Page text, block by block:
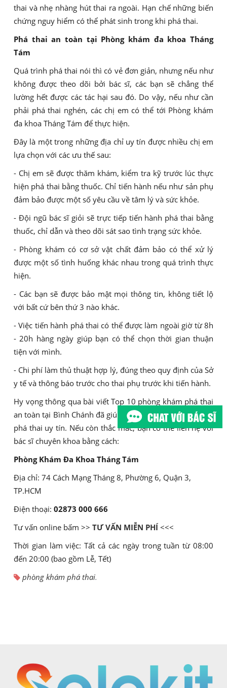
thai và nhẹ nhàng hút thai ra ngoài. Hạn chế những biến
chứng nguy hiểm có thể phát sinh trong khi phá thai.
Phá thai an toàn tại Phòng khám đa khoa Tháng
Tám
Quá trình phá thai nói thì có vẻ đơn giản, nhưng nếu như
không được theo dõi bởi bác sĩ, các bạn sẽ chẳng thể
lường hết được các tác hại sau đó. Do vậy, nếu như cần
phải phá thai nghén, các chị em có thể tới Phòng khám
đa khoa Tháng Tám để thực hiện.
Đây là một trong những địa chỉ uy tín được nhiều chị em
lựa chọn với các ưu thế sau:
- Chị em sẽ được thăm khám, kiểm tra kỹ trước lúc thực
hiện phá thai bằng thuốc. Chỉ tiến hành nếu như sản phụ
đảm bảo được một số yêu cầu về tâm lý và sức khỏe.
- Đội ngũ bác sĩ giỏi sẽ trực tiếp tiến hành phá thai bằng
thuốc, chỉ dẫn và theo dõi sát sao tình trạng sức khỏe.
- Phòng khám có cơ sở vật chất đảm bảo có thể xử lý
được một số tình huống khác nhau trong quá trình thực
hiện.
- Các bạn sẽ được bảo mật mọi thông tin, không tiết lộ
với bất cứ bên thứ 3 nào khác.
- Việc tiến hành phá thai có thể được làm ngoài giờ từ 8h
- 20h hàng ngày giúp bạn có thể chọn thời gian thuận
tiện với mình.
- Chi phí làm thủ thuật hợp lý, đúng theo quy định của Sở
y tế và thông báo trước cho thai phụ trước khi tiến hành.
Hy vọng thông qua bài viết Top 10 phòng khám phá thai
an toàn tại Bình Chánh đã giúp các chị em nắm rõ địa chỉ
phá thai uy tín. Nếu còn thắc mắc, bạn có thể liên hệ với
bác sĩ chuyên khoa bằng cách:
Phòng Khám Đa Khoa Tháng Tám
Địa chỉ: 74 Cách Mạng Tháng 8, Phường 6, Quận 3,
TP.HCM
Điện thoại: 02873 000 666
Tư vấn online bấm >> TƯ VẤN MIỄN PHÍ <<<
Thời gian làm việc: Tất cả các ngày trong tuần từ 08:00
đến 20:00 (bao gồm Lễ, Tết)
phòng khám phá thai.